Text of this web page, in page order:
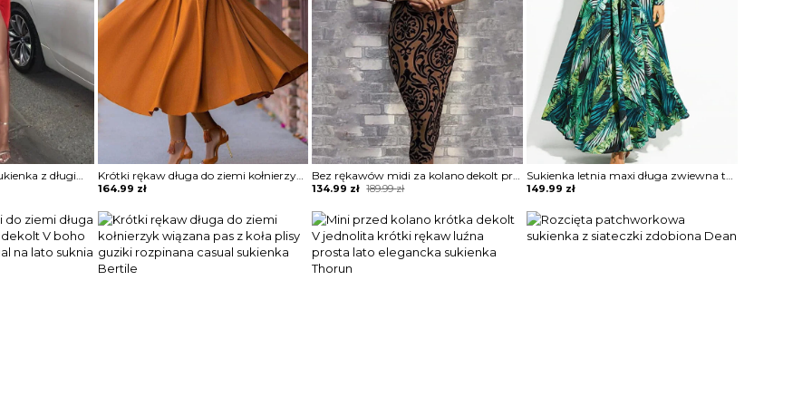
Solidna marszczona sukienka z długim rękawem i wysokim rozcięciem Angelyn Krótki rękaw długa do ziemi kołnierzyk wiązana pas z koła plisy guziki rozpinana casual sukienka Bertile
164.99 zł
Bez rękawów midi za kolano dekolt prosty geometryczny wzór obcisła do pracy na wieczór elegancka sukienka Cerine
189.99zł
Original
was:
189.99 zł.
134.99 zł
Current
is:
134.99 zł.
Sukienka letnia maxi długa zwiewna tropikalny styl wiązana w pasie dekolt głęboki V klasyczna szeroki bufiasty rękaw Radoslawa
149.99 zł